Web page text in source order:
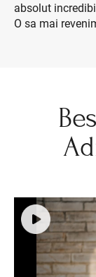
absolut
O sa mai